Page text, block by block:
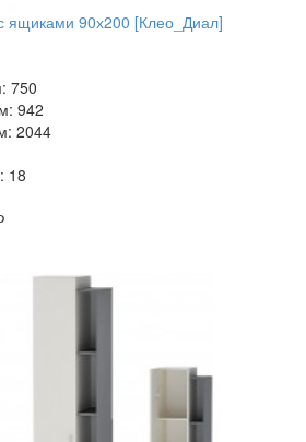
ящиками 90х200 [Клео_Диал]
750
942
2044
18